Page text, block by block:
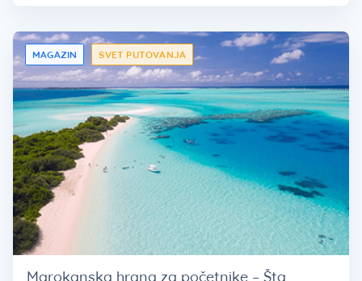
MAGAZIN SVET PUTOVANJA
Marokanska hrana za početnike – Šta